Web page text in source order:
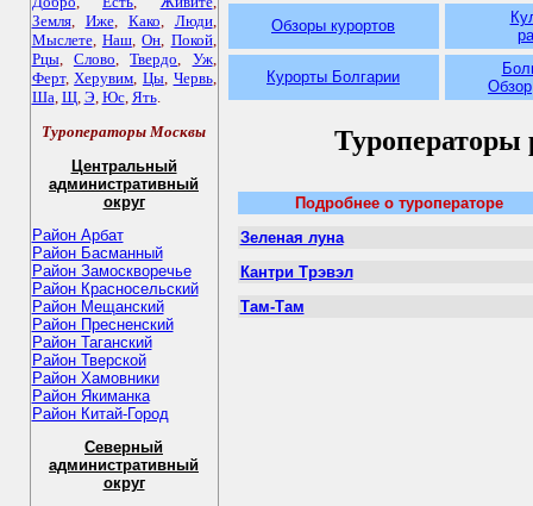
Земля, Иже, Како, Люди,
Мыслете, Наш,Он, Покой,
Рцы, Слово,Твердо, Уж,
Ферт,Херувим, Цы, Червь,
Ша, Щ, Э, Юс, Ять.
Туроператоры Москвы
Центральный
административный
округ
Район Арбат
Район Басманный
Район Замоскворечье
Район Красносельский
Район Мещанский
Район Пресненский
Район Таганский
Район Тверской
Район Хамовники
Район Якиманка
Район Китай-Город
Северный
административный
округ
Обзоры курортов
Курорты Болгарии
Туроператоры
Подробнее о туроператоре
Зеленая луна
Кантри Трэвэл
Там-Там